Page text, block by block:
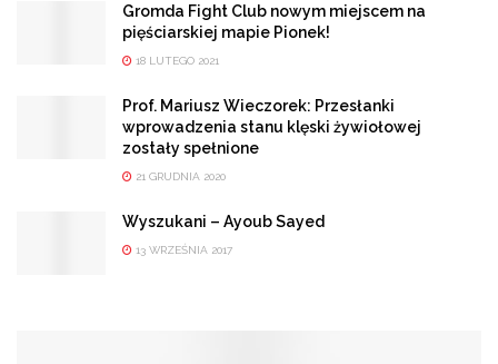
Gromda Fight Club nowym miejscem na
pięściarskiej mapie Pionek!
18 LUTEGO 2021
Prof. Mariusz Wieczorek: Przesłanki
wprowadzenia stanu klęski żywiołowej
zostały spełnione
21 GRUDNIA 2020
Wyszukani – Ayoub Sayed
13 WRZEŚNIA 2017